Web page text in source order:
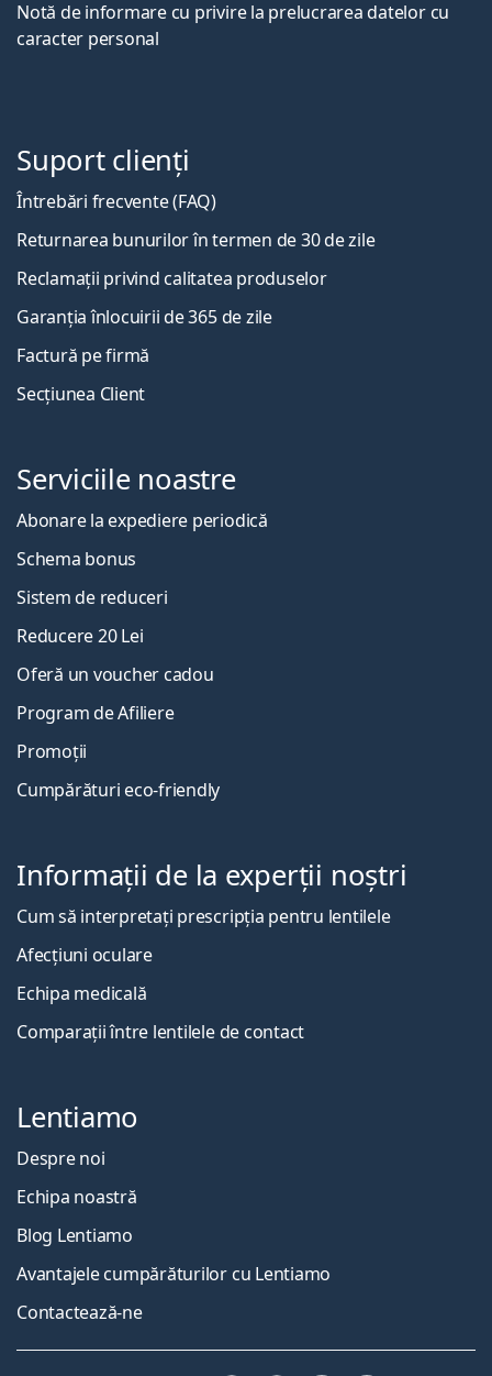
Notă de informare cu privire la prelucrarea datelor cu
caracter personal
Suport clienți
Întrebări frecvente (FAQ)
Returnarea bunurilor în termen de 30 de zile
Reclamații privind calitatea produselor
Garanția înlocuirii de 365 de zile
Factură pe firmă
Secțiunea Client
Serviciile noastre
Abonare la expediere periodică
Schema bonus
Sistem de reduceri
Reducere 20 Lei
Oferă un voucher cadou
Program de Afiliere
Promoții
Cumpărături eco-friendly
Informații de la experții noștri
Cum să interpretați prescripția pentru lentilele
Afecțiuni oculare
Echipa medicală
Comparații între lentilele de contact
Lentiamo
Despre noi
Echipa noastră
Blog Lentiamo
Avantajele cumpărăturilor cu Lentiamo
Contactează-ne